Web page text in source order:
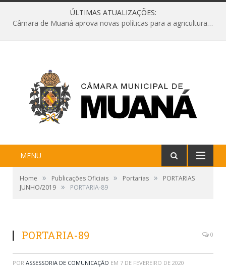
ÚLTIMAS ATUALIZAÇÕES:
Câmara de Muaná aprova novas políticas para a agricultura e solicita reforma da Ponte do Reduto
MENU
Home » Publicações Oficiais » Portarias »
PORTARIAS
JUNHO/2019 » PORTARIA-89
PORTARIA-89 0
POR ASSESSORIA DE COMUNICAÇÃO EM 7 DE FEVEREIRO DE 2020